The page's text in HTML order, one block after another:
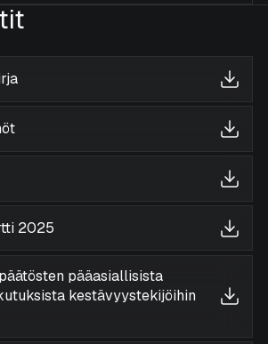
2025
pääasiallisista
kestävyystekijöihin